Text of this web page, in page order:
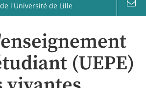
l'Université de Lille
&
(UEPE)